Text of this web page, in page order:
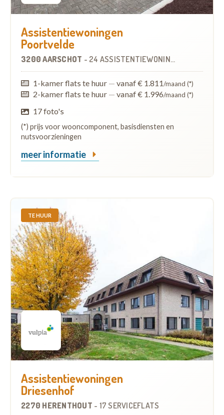
Assistentiewoningen
Poortvelde
3200 AARSCHOT - 24 ASSISTENTIEWONINGEN
1-kamer flats te huur — vanaf € 1.811/maand (*)
2-kamer flats te huur — vanaf € 1.996/maand (*)
17 foto's
(*) prijs voor wooncomponent, basisdiensten en
nutsvoorzieningen
meer informatie
TE HUUR
Assistentiewoningen
Driesenhof
2270 HERENTHOUT - 17 SERVICEFLATS